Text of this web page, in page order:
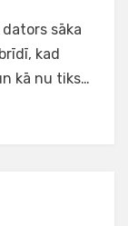
sāka
kad
kā nu tiks…